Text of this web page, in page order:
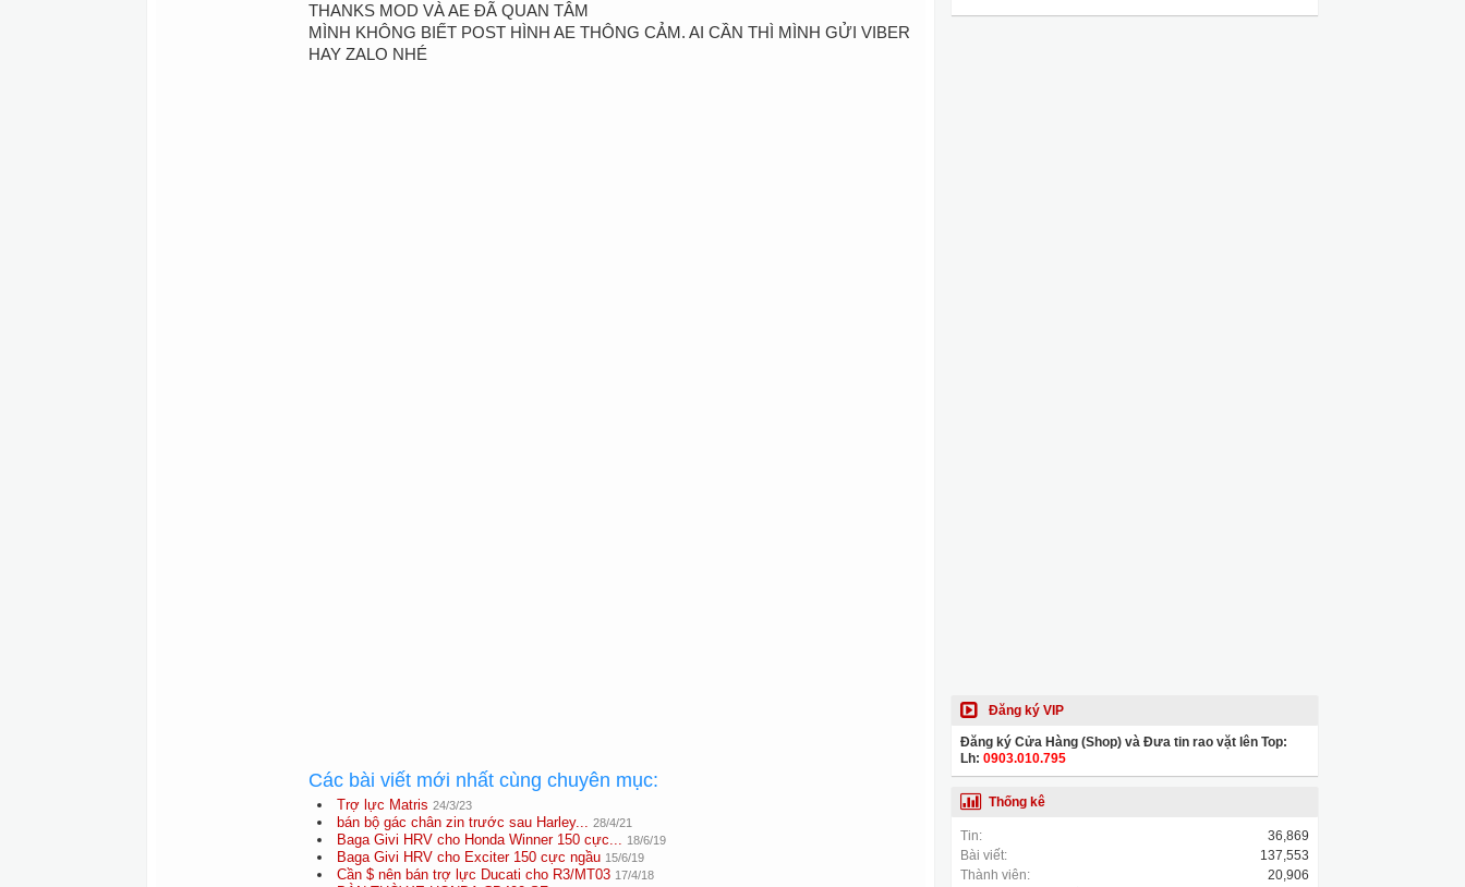
THANKS MOD VÀ AE ĐÃ QUAN TÂM
MÌNH KHÔNG BIẾT POST HÌNH AE THÔNG CẢM. AI CẦN THÌ MÌNH GỬI VIBER
HAY ZALO NHÉ
Các bài viết mới nhất cùng chuyên mục:
Trợ lực Matris 24/3/23
bán bộ gác chân zin trước sau Harley... 28/4/21
Baga Givi HRV cho Honda Winner 150 cực... 18/6/19
Baga Givi HRV cho Exciter 150 cực ngầu 15/6/19
Cần $ nên bán trợ lực Ducati cho R3/MT03 17/4/18
Đăng ký VIP
Đăng ký Cửa Hàng (Shop) và Đưa tin rao vặt lên Top:
Lh: 0903.010.795
Thống kê
Tin:
36,869
Bài viết:
137,553
Thành viên:
20,906